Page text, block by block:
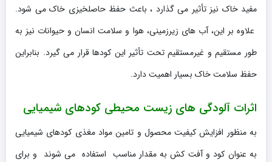
مفید خاک نیز تأثیر می گذارد ، باعث حفظ حاصلخیزی خاک می شود.
علاوه بر این، آب های زیرزمینی، هوا و سلامت انسان و حیوانات نیز به
طور مستقیم و غیرمستقیم تحت تأثیر این کودها قرار می گیرد. بنابراین
حفظ سلامت خاک بسیار اهمیت دارد.
اثرات آلودگی های زیست محیطی کودهای شیمیایی
به منظور افزایش کیفیت محصول و تامین مواد مغذی کودهای شیمیایی
به عنوان کود و آفت کش به مقدار مناسب استفاده می شوند و برای